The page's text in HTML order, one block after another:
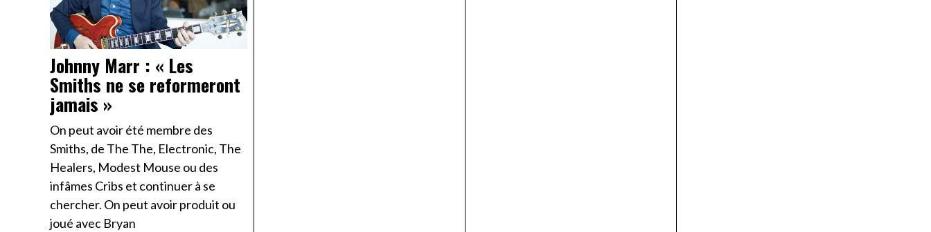
Johnny Marr : « Les
Smiths ne se reformeront
jamais »
On peut avoir été membre des
Smiths, de The The, Electronic, The
Healers, Modest Mouse ou des
infâmes Cribs et continuer à se
chercher. On peut avoir produit ou
joué avec Bryan